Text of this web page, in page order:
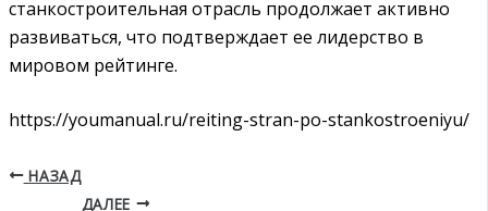
станкостроительная отрасль продолжает активно
развиваться, что подтверждает ее лидерство в
мировом рейтинге.
https://youmanual.ru/reiting-stran-po-stankostroeniyu/
НАЗАД
ДАЛЕЕ